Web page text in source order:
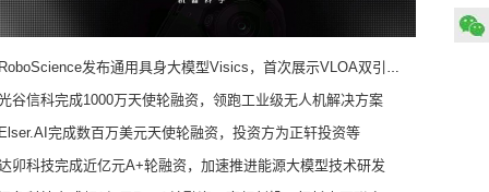
RoboScience发布通用具身大模型Visics，首次展示VLOA双引擎架构
谷信科完成1000万天使轮融资，领跑工业级无人机解决方案
完成数百万美元天使轮融资，投资方为正轩投资等
卯科技完成近亿元A+轮融资，加速推进能源大模型技术研发